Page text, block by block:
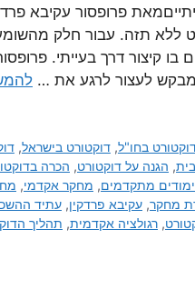
פרופסור עקיבא
ללא תזה. עבור חלק
קיצור דרך בעייתי.
מבקש לעצור לרגע את …
בחו"ל,דוקטורט בישראל,
, הגנה על דוקטורט, הכרה
מתקדמים, מחקר אקדמי,
מחקר, עקיבא פרדקין, עתיד
, רגולציה אקדמית, תהליך